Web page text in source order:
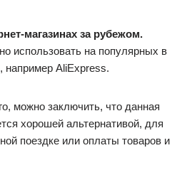
магазинах за рубежом.
использовать на популярных в
например AliExpress.
можно заключить, что данная
хорошей альтернативой, для
поездке или оплаты товаров и